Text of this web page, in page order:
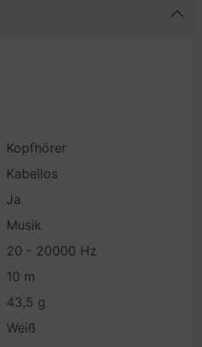
Kopfhörer
Kabellos
Ja
Musik
20 - 20000 Hz
10 m
43,5 g
Weiß